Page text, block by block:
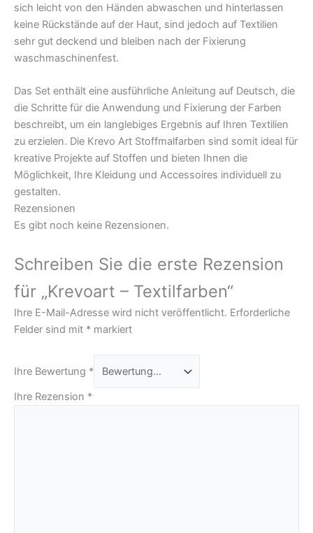
sich leicht von den Händen abwaschen und hinterlassen
keine Rückstände auf der Haut, sind jedoch auf Textilien
sehr gut deckend und bleiben nach der Fixierung
waschmaschinenfest.
Das Set enthält eine ausführliche Anleitung auf Deutsch, die
die Schritte für die Anwendung und Fixierung der Farben
beschreibt, um ein langlebiges Ergebnis auf Ihren Textilien
zu erzielen. Die Krevo Art Stoffmalfarben sind somit ideal für
kreative Projekte auf Stoffen und bieten Ihnen die
Möglichkeit, Ihre Kleidung und Accessoires individuell zu
gestalten.
Rezensionen
Es gibt noch keine Rezensionen.
Schreiben Sie die erste Rezension
für „Krevoart – Textilfarben“
Ihre E-Mail-Adresse wird nicht veröffentlicht. Erforderliche
Felder sind mit * markiert
Ihre Bewertung *
Ihre Rezension *